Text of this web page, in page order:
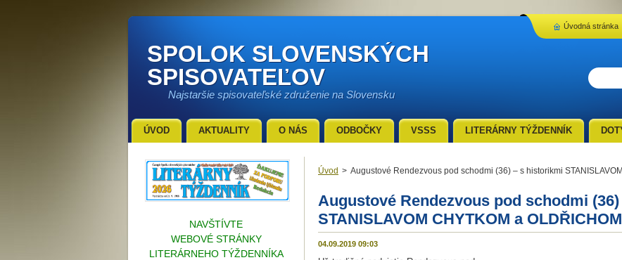
SPOLOK SLOVENSKÝCH
SPISOVATEĽOV
Najstaršie spisovateľské združenie na Slovensku
Úvod > Augustové Rendezvous pod schodmi (36) – s historikmi
Augustové Rendezvous pod schodmi
STANISLAVOM CHYTKOM a
04.09.2019 09:03
NAVŠTÍVTE
WEBOVÉ STRÁNKY
LITERÁRNEHO TÝŽDENNÍKA
ÚVOD AKTUALITY O NÁS ODBOČKY VSSS LITERÁRNY TÝŽDENNÍK
Úvodná stránka